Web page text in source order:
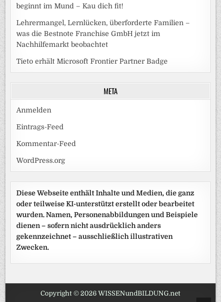
beginnt im Mund – Kau dich fit!
Lehrermangel, Lernlücken, überforderte Familien –
was die Bestnote Franchise GmbH jetzt im
Nachhilfemarkt beobachtet
Tieto erhält Microsoft Frontier Partner Badge
META
Anmelden
Eintrags-Feed
Kommentar-Feed
WordPress.org
Diese Webseite enthält Inhalte und Medien, die ganz
oder teilweise KI-unterstützt erstellt oder bearbeitet
wurden. Namen, Personenabbildungen und Beispiele
dienen – sofern nicht ausdrücklich anders
gekennzeichnet – ausschließlich illustrativen
Zwecken.
Copyright © 2026 WISSENundBILDUNG.net